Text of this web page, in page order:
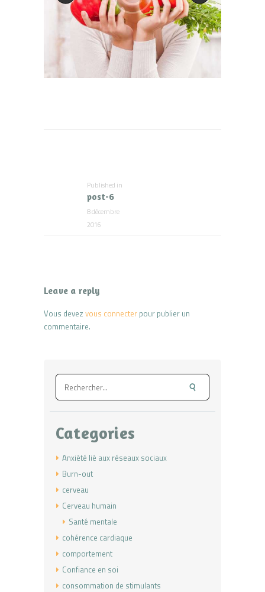
Published in
post-6
8 décembre
2016
Leave a reply
Vous devez vous connecter pour publier un
commentaire.
Rechercher :
Categories
Anxiété lié aux réseaux sociaux
Burn-out
cerveau
Cerveau humain
Santé mentale
cohérence cardiaque
comportement
Confiance en soi
consommation de stimulants